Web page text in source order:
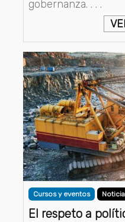
gobernanza. . . .
Cursos y eventos Noticia
El respeto a